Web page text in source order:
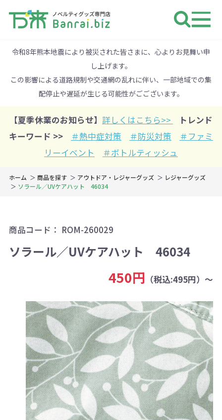
令和8年熊本地震により被災された皆さまに、心よりお見舞い申
し上げます。
この影響による道路規制や交通網の乱れに伴い、一部地域での集
配停止や遅延が生じる可能性がごございます。
【夏季休業のお知らせ】 詳しくはこちら>>
トレンド
キーワード >>
＃熱中症対策 ＃防災対策
＃ファミ
リーイベント
＃ボトルティッシュ
ホーム 商品を探す アウトドア・レジャーグッズ
レジャーグッズ
ソラール／UVケアハット 46034
商品コード： ROM-260029
ソラール／UVケアハット 46034
450円 （税込:495円）～